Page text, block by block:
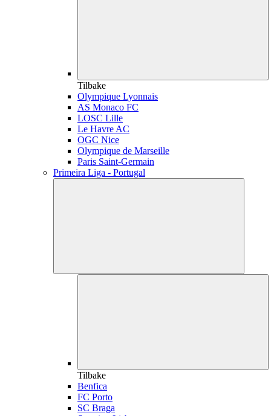
Tilbake
Olympique Lyonnais
AS Monaco FC
LOSC Lille
Le Havre AC
OGC Nice
Olympique de Marseille
Paris Saint-Germain
Primeira Liga - Portugal
Tilbake
Benfica
FC Porto
SC Braga